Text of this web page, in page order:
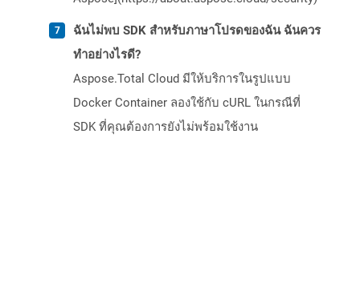
ฉันไม่พบ SDK สำหรับภาษาโปรดของฉัน ฉันควร
ทำอย่างไรดี?
Aspose.Total Cloud มีให้บริการในรูปแบบ
Docker Container ลองใช้กับ cURL ในกรณีที่
SDK ที่คุณต้องการยังไม่พร้อมใช้งาน